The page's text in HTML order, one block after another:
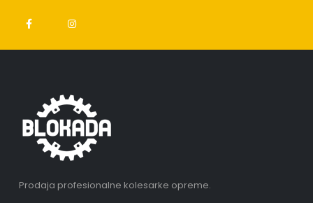
Prodaja profesionalne kolesarke opreme.